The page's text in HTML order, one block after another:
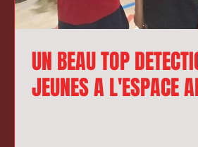
UN BEAU TOP
JEUNES A